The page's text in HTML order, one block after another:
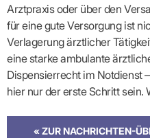
Arztpraxis oder über den
für eine gute Versorgung ist
Verlagerung ärztlicher
eine starke ambulante
Dispensierrecht im Notdienst
hier nur der erste Schritt sein.
« ZUR NACHRICHTEN-